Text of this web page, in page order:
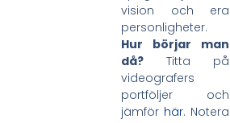
vision och era
personligheter.
Hur börjar man
då? Titta på
videografers
portföljer och
jämför här. Notera